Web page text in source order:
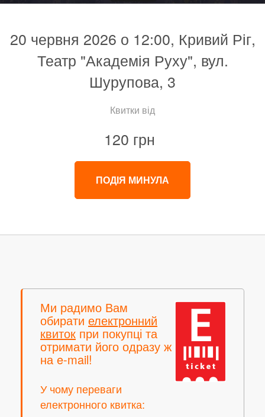
20 червня 2026 о 12:00, Кривий Ріг,
Театр "Академія Руху", вул.
Шурупова, 3
Квитки від
120 грн
ПОДІЯ МИНУЛА
Ми радимо Вам
обирати електронний
квиток при покупці та
отримати його одразу ж
на e-mail!
У чому переваги
електронного квитка: